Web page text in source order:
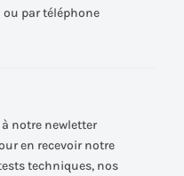
par téléphone
notre newletter
en recevoir notre
techniques, nos